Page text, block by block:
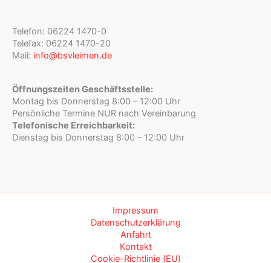
Telefon: 06224 1470-0
Telefax: 06224 1470-20
Mail: info@bsvleimen.de
Öffnungszeiten Geschäftsstelle:
Montag bis Donnerstag 8:00 – 12:00 Uhr
Persönliche Termine NUR nach Vereinbarung
Telefonische Erreichbarkeit:
Dienstag bis Donnerstag 8:00 - 12:00 Uhr
Impressum
Datenschutzerklärung
Anfahrt
Kontakt
Cookie-Richtlinie (EU)